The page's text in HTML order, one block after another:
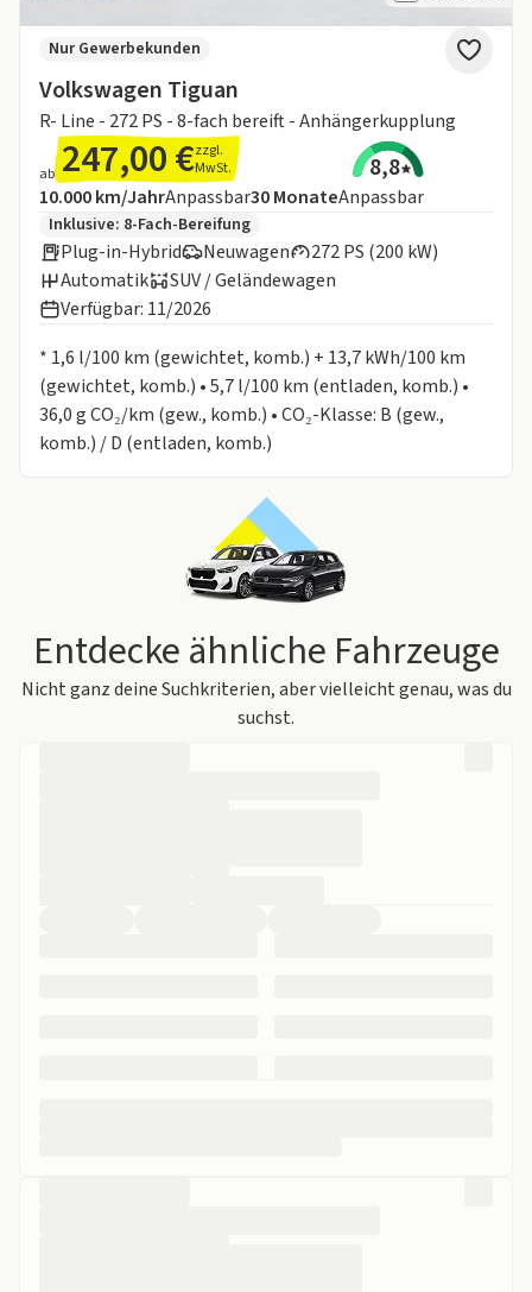
Volkswagen Tiguan
R- Line - 272 PS - 8-fach bereift - Anhängerkupplung
Nur Gewerbekunden
ab 247,00 €zzgl.
MwSt.
8,8
Angebotsdetails:
Inklusive Laufleistung
10.000 km/JahrAnpassbarLaufzeit
30MonateAnpassbar
Zusätzliche Fahrzeuginformationen:
Inklusive: 8-Fach-Bereifung
Plug-in-Hybrid Neuwagen
272 PS (200 kW)
Automatik
SUV / Geländewagen
Verfügbar: 11/2026
* 1,6 l/100 km (gewichtet, komb.) + 13,7 kWh/100 km
(gewichtet, komb.) • 5,7 l/100 km (entladen, komb.) •
36,0 g CO₂/km (gew., komb.) • CO₂-Klasse: B (gew.,
komb.) / D (entladen, komb.)
Entdecke ähnliche Fahrzeuge
Nicht ganz deine Suchkriterien, aber vielleicht genau, was du
suchst.